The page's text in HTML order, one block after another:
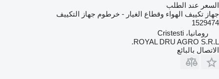
السعر عند الطلب
جهاز تكييف الهواء وقطاع الغيار - خرطوم جهاز التكييف
1529474
رومانيا، Cristesti
ROYAL DRU AGRO S.R.L.
الاتصال بالبائع